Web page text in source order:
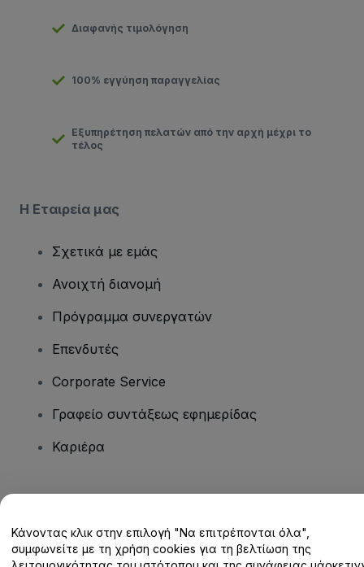
Διαφανής τιμολόγηση
100% εγγύηση παραγγελίας
Εξυπηρέτηση πελατών από την αρχή μέχρι το
τέλος
Η Εταιρεία μας
Σχετικά με εμάς
Ανοιχτή διανομή
Πρόγραμμα συνεργατών
Επενδυτές
Corporate Service
Γραφείο συντάξεως εφημερίδας
Καριέρα
Κέντρο βοήθειας / Επικοινωνήστε μαζί μας
Κάνοντας κλικ στην επιλογή "Να επιτρέπονται όλα",
συμφωνείτε με τη χρήση cookies για τη βελτίωση της